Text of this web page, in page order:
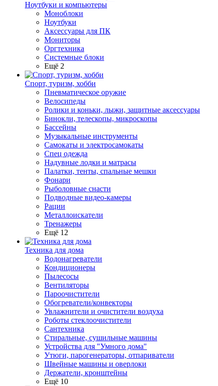
Ноутбуки и компьютеры
Моноблоки
Ноутбуки
Аксессуары для ПК
Мониторы
Оргтехника
Системные блоки
Ещё 2
Спорт, туризм, хобби
Пневматическое оружие
Велосипеды
Ролики и коньки, лыжи, защитные аксессуары
Бинокли, телескопы, микроскопы
Бассейны
Музыкальные инструменты
Самокаты и электросамокаты
Спец одежда
Надувные лодки и матрасы
Палатки, тенты, спальные мешки
Фонари
Рыболовные снасти
Подводные видео-камеры
Рации
Металлоискатели
Тренажеры
Ещё 12
Техника для дома
Водонагреватели
Кондиционеры
Пылесосы
Вентиляторы
Пароочистители
Обогреватели/конвекторы
Увлажнители и очистители воздуха
Роботы стеклоочистители
Сантехника
Стиральные, сушильные машины
Устройства для "Умного дома"
Утюги, парогенераторы, отпариватели
Швейные машины и оверлоки
Держатели, кронштейны
Ещё 10